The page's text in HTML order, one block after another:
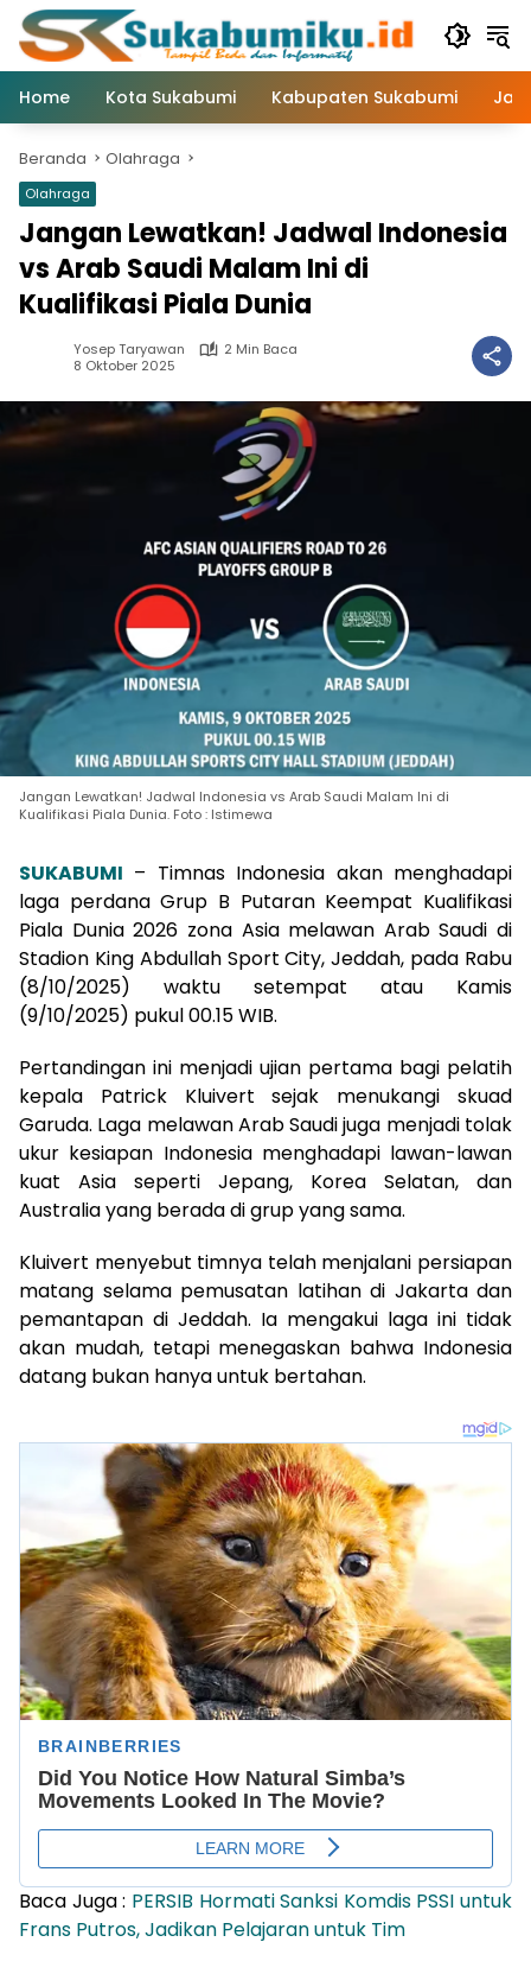
Langsung
konten
Home
Kota Sukabumi Kabupaten Sukabumi
Beranda Olahraga
Olahraga
Jangan Lewatkan! Jadwal Indonesia
vs Arab Saudi Malam Ini di
Kualifikasi Piala Dunia
Yosep Taryawan
2 Min Baca
8 Oktober 2025
Jangan Lewatkan! Jadwal Indonesia vs Arab Saudi Malam Ini di
Kualifikasi Piala Dunia. Foto : Istimewa
SUKABUMI – Timnas Indonesia akan menghadapi
laga perdana Grup B Putaran Keempat Kualifikasi
Piala Dunia 2026 zona Asia melawan Arab Saudi di
Stadion King Abdullah Sport City, Jeddah, pada Rabu
(8/10/2025) waktu setempat atau Kamis
(9/10/2025) pukul 00.15 WIB.
Pertandingan ini menjadi ujian pertama bagi pelatih
kepala Patrick Kluivert sejak menukangi skuad
Garuda. Laga melawan Arab Saudi juga menjadi tolak
ukur kesiapan Indonesia menghadapi lawan-lawan
kuat Asia seperti Jepang, Korea Selatan, dan
Australia yang berada di grup yang sama.
Kluivert menyebut timnya telah menjalani persiapan
matang selama pemusatan latihan di Jakarta dan
pemantapan di Jeddah. Ia mengakui laga ini tidak
akan mudah, tetapi menegaskan bahwa Indonesia
datang bukan hanya untuk bertahan.
Baca Juga : PERSIB Hormati Sanksi Komdis PSSI untuk
Frans Putros, Jadikan Pelajaran untuk Tim